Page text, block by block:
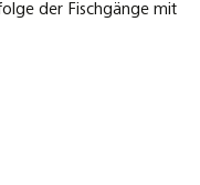
der Fischgänge mit